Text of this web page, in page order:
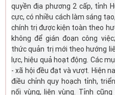
quyền địa phương 2 cấp, tỉnh
cực, có nhiều cách làm sáng
chính trị được kiện toàn theo
không để gián đoạn công
thức quản trị mới theo hướng
lực, hiệu quả hoạt động. Các
- xã hội đều đạt và vượt. Hiện
điều chỉnh quy hoạch tỉnh,
nối vùng, liên vùng. Tỉnh